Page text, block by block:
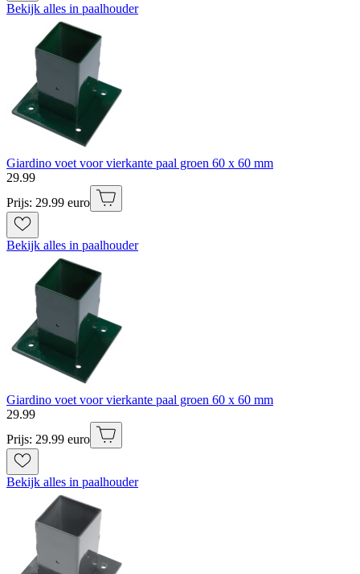
Bekijk alles in paalhouder
Giardino voet voor vierkante paal groen 60 x 60 mm
29.99
Prijs: 29.99 euro
Bekijk alles in paalhouder
Giardino voet voor vierkante paal groen 60 x 60 mm
29.99
Prijs: 29.99 euro
Bekijk alles in paalhouder